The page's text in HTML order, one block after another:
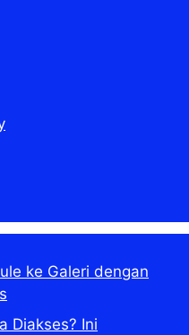
ke Galeri dengan
Diakses? Ini